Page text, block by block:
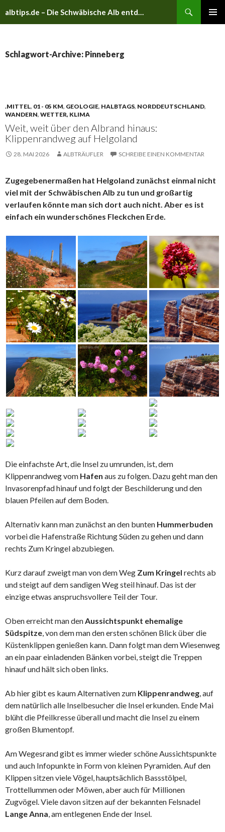
albtips.de – Die Schwäbische Alb entdecken
Schlagwort-Archive: Pinneberg
.MITTEL, 01 - 05 KM, GEOLOGIE, HALBTAGS, NORDDEUTSCHLAND,
WANDERN, WETTER, KLIMA
Weit, weit über den Albrand hinaus:
Klippenrandweg auf Helgoland
28. MAI 2026 ALBTRÄUFLER SCHREIBE EINEN KOMMENTAR
Zugegebenermaßen hat Helgoland zunächst einmal nicht
viel mit der Schwäbischen Alb zu tun und großartig
verlaufen könnte man sich dort auch nicht. Aber es ist
einfach ein wunderschönes Fleckchen Erde.
Die einfachste Art, die Insel zu umrunden, ist, dem
Klippenrandweg vom Hafen aus zu folgen. Dazu geht man den
Invasorenpfad hinauf und folgt der Beschilderung und den
blauen Pfeilen auf dem Boden.
Alternativ kann man zunächst an den bunten Hummerbuden
vorbei die Hafenstraße Richtung Süden zu gehen und dann
rechts Zum Kringel abzubiegen.
Kurz darauf zweigt man von dem Weg Zum Kringel rechts ab
und steigt auf dem sandigen Weg steil hinauf. Das ist der
einzige etwas anspruchsvollere Teil der Tour.
Oben erreicht man denAussichtspunkt ehemalige
Südspitze, von dem man den ersten schönen Blick über die
Küstenklippen genießen kann. Dann folgt man dem Wiesenweg
an ein paar einladenden Bänken vorbei, steigt die Treppen
hinauf und hält sich oben links.
Ab hier gibt es kaum Alternativen zum Klippenrandweg, auf
dem natürlich alle Inselbesucher die Insel erkunden. Ende Mai
blüht die Pfeilkresse überall und macht die Insel zu einem
großen Blumentopf.
Am Wegesrand gibt es immer wieder schöne Aussichtspunkte
und auch Infopunkte in Form von kleinen Pyramiden. Auf den
Klippen sitzen viele Vögel, hauptsächlich Bassstölpel,
Trottellummen oder Möwen, aber auch für Millionen
Zugvögel. Viele davon sitzen auf der bekannten Felsnadel
Lange Anna, am entlegenen Ende der Insel.